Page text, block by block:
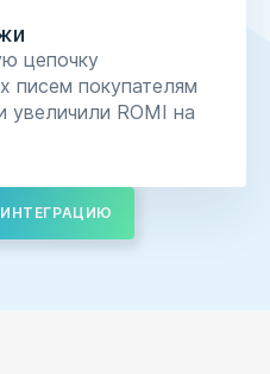
цепочку
писем покупателям
увеличили ROMI на